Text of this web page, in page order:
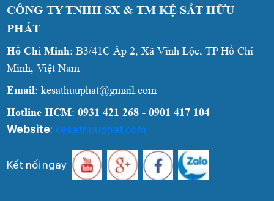
CÔNG TY TNHH SX & TM KỆ SẮT HỮU
PHÁT
Hồ Chí Minh: B3/41C Ấp 2, Xã Vĩnh Lộc, TP Hồ Chí
Minh, Việt Nam
Email: kesathuuphat@gmail.com
Hotline HCM:0931 421 268 - 0901 417 104
Website: kesathuuphat.com
Kết nối ngay